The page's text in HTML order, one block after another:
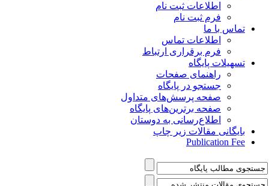
اطلاعات ثبت نام
فرم ثبت نام
تماس با ما
اطلاعات تماس
فرم برقراری ارتباط
تسهیلات پایگاه
راهنمای صفحات
جستجو در پایگاه
صفحه پرسش‌های متداول
صفحه برترین‌های پایگاه
اطلاع‌رسانی به دوستان
بایگانی مقالات زیر چاپ
Publication Fee